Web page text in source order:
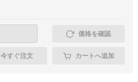
価格を確認
今すぐ注文 カートへ追加